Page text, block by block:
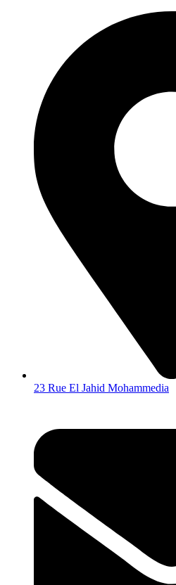
23 Rue El Jahid Mohammedia